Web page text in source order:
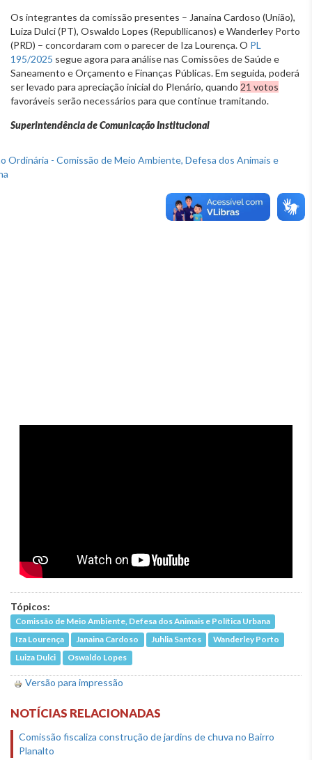
Os integrantes da comissão presentes – Janaina Cardoso (União),
Luiza Dulci (PT), Oswaldo Lopes (Republlicanos) e Wanderley Porto
(PRD) – concordaram com o parecer de Iza Lourença. O PL
195/2025 segue agora para análise nas Comissões de Saúde e
Saneamento e Orçamento e Finanças Públicas. Em seguida, poderá
ser levado para apreciação inicial do Plenário, quando 21 votos
favoráveis serão necessários para que continue tramitando.
Superintendência de Comunicação Institucional
Tópicos:
Comissão de Meio Ambiente, Defesa dos Animais e Política Urbana
Iza Lourença
Janaina Cardoso Juhlia Santos
Wanderley Porto
Luiza Dulci
Oswaldo Lopes
Versão para impressão
NOTÍCIAS RELACIONADAS
Comissão fiscaliza construção de jardins de chuva no Bairro
Planalto